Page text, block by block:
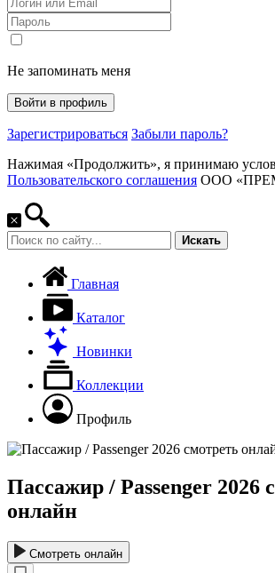
Не запоминать меня
Войти в профиль
Зарегистрироваться Забыли пароль?
Нажимая «Продолжить», я принимаю
Пользовательского соглашения ООО
Искать
Главная
Каталог
Новинки
Коллекции
Профиль
Пассажир / Passenger 2026
онлайн
Смотреть онлайн